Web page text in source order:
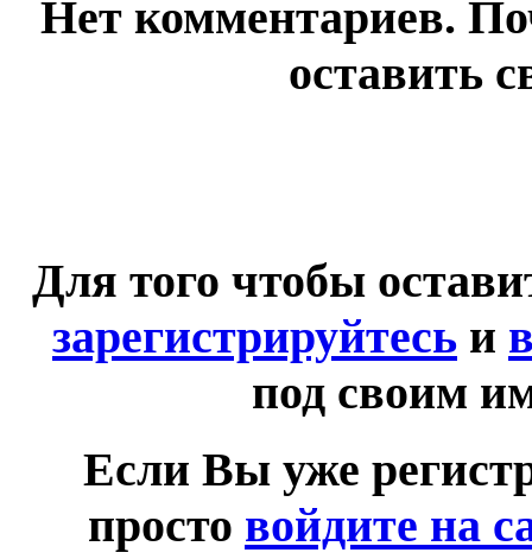
Нет комментариев.
оставить
Для того чтобы
зарегистрируйтесь и
под своим
Если Вы уже
просто войдите на